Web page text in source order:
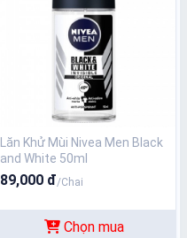
Lăn Khử Mùi Nivea Men Black
and White 50ml
89,000 đ/Chai
Chọn mua